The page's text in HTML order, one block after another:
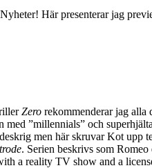
Här presenterar jag
Zero rekommenderar jag alla
med ”millennials” och
men här skruvar Kot upp
. Serien beskrivs som
a reality TV show and a